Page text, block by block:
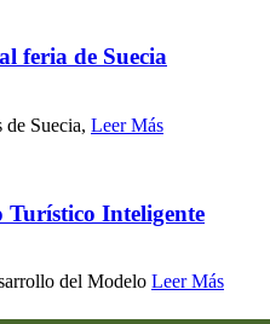
feria de Suecia
Suecia, Leer Más
Turístico Inteligente
del Modelo Leer Más